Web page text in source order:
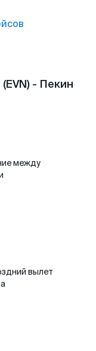
- Пекин
между
вылет